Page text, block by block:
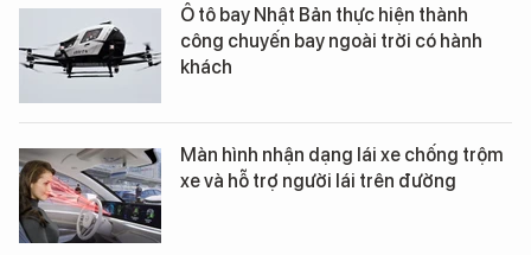
Ô tô bay Nhật Bản thực hiện thành
công chuyến bay ngoài trời có hành
khách
Màn hình nhận dạng lái xe chống trộm
xe và hỗ trợ người lái trên đường